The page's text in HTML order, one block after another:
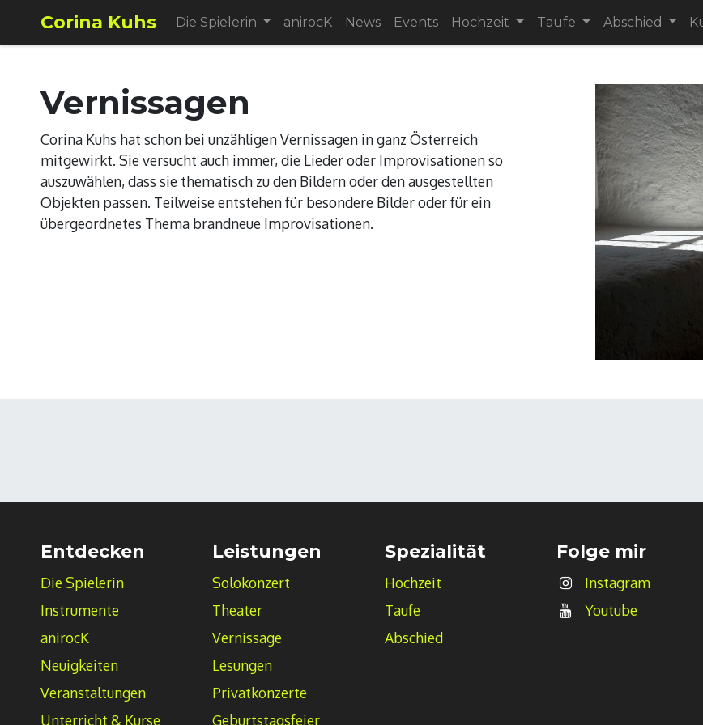
Corina Kuhs Die Spielerin anirocK News Events Hochzeit Taufe Abschied
Vernissagen
Corina Kuhs hat schon bei unzähligen Vernissagen in ganz Österreich
mitgewirkt. Sie versucht auch immer, die Lieder oder Improvisationen so
auszuwählen, dass sie thematisch zu den Bildern oder den ausgestellten
Objekten passen. Teilweise entstehen für besondere Bilder oder für ein
übergeordnetes Thema brandneue Improvisationen.
Entdecken
Die Spielerin
Instrumente
anirocK
Neuigkeiten
Veranstaltungen
Unterricht & Kurse
Leistungen
Solokonzert
Theater
Vernissage
Lesungen
Privatkonzerte
Geburtstagsfeier
Spezialität
Hochzeit
Taufe
Abschied
Folge mir
Instagram
Youtube